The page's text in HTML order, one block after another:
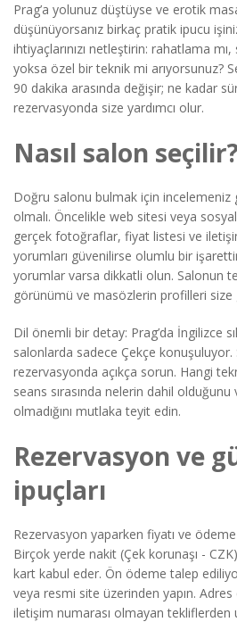
Prag’a yolunuz düştüyse ve erotik
düşünüyorsanız birkaç pratik ipucu
ihtiyaçlarınızı netleştirin: rahatlama
yoksa özel bir teknik mi arıyorsunuz?
90 dakika arasında değişir; ne kadar
rezervasyonda size yardımcı olur.
Nasıl salon
Doğru salonu bulmak için incelemeniz
olmalı. Öncelikle web sitesi veya
gerçek fotoğraflar, fiyat listesi ve
yorumları güvenilirse olumlu bir
yorumlar varsa dikkatli olun. Salonun
görünümü ve masözlerin profilleri size
Dil önemli bir detay: Prag’da İngilizce
salonlarda sadece Çekçe konuşuluyor.
rezervasyonda açıkça sorun. Hangi
seans sırasında nelerin dahil
olmadığını mutlaka teyit edin.
Rezervasyon ve
ipuçları
Rezervasyon yaparken fiyatı ve
Birçok yerde nakit (Çek korunaşı -
kart kabul eder. Ön ödeme talep
veya resmi site üzerinden yapın. Adres
iletişim numarası olmayan tekliflerden